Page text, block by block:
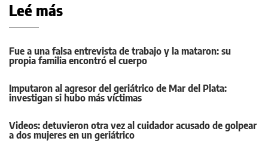
Leé más
Fue a una falsa entrevista de trabajo y la mataron: su
propia familia encontró el cuerpo
Imputaron al agresor del geriátrico de Mar del Plata:
investigan si hubo más víctimas
Videos: detuvieron otra vez al cuidador acusado de golpear
a dos mujeres en un geriátrico